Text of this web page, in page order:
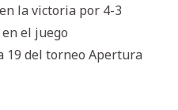
la victoria por 4-3
el juego
19 del torneo Apertura